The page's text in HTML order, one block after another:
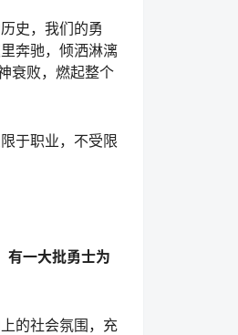
史，我们的勇
奔驰，倾洒淋漓
衰败，燃起整个
于职业，不受限
有一大批勇士为
的社会氛围，充